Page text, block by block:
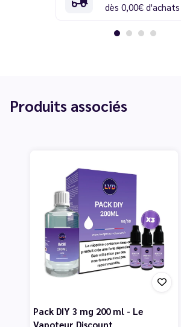
dès 0,00€ d'achats
Produits associés
Pack DIY 3 mg 200 ml - Le
Vapoteur Discount